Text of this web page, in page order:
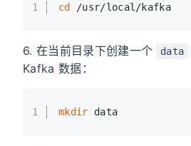
1 cd /usr/local/kafka
6. 在当前目录下创建一个 data
Kafka 数据：
1 mkdir data